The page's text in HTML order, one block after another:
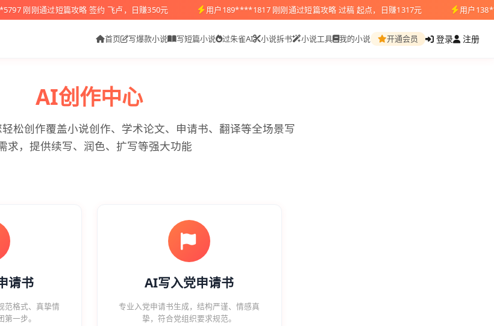
刚刚通过短篇攻略 签约 飞卢，日赚350元 用户189****1817 刚刚通过短篇攻略 过稿 起点，日赚1317元 用户
首页 写爆款小说 写短篇小说 过朱雀AI 小说拆书 小说工具 我的小说 开通会员 登录 注册
AI创作中心
松创作覆盖小说创作、学术论文、申请书、翻译等全场景写
求，提供续写、润色、扩写等强大功能
请书
范格式、真挚情
一步。
AI写入党申请书
专业入党申请书生成，结构严谨、情感真
挚，符合党组织要求规范。